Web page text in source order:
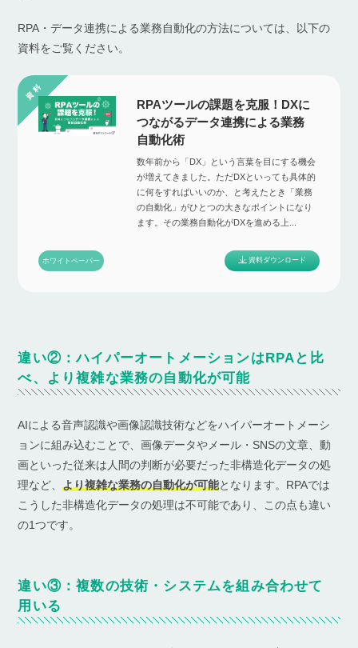
RPA・データ連携による業務自動化の方法については、以下の
資料をご覧ください。
RPAツールの課題を克服！DXに
つながるデータ連携による業務
自動化術
数年前から「DX」という言葉を目にする機会
が増えてきました。ただDXといっても具体的
に何をすればいいのか、と考えたとき「業務
の自動化」がひとつの大きなポイントになり
ます。その業務自動化がDXを進める上...
ホワイトペーパー 資料ダウンロード
違い②：ハイパーオートメーションはRPAと比
べ、より複雑な業務の自動化が可能
AIによる音声認識や画像認識技術などをハイパーオートメーシ
ョンに組み込むことで、画像データやメール・SNSの文章、動
画といった従来は人間の判断が必要だった非構造化データの処
理など、より複雑な業務の自動化が可能となります。RPAでは
こうした非構造化データの処理は不可能であり、この点も違い
の1つです。
違い③：複数の技術・システムを組み合わせて
用いる